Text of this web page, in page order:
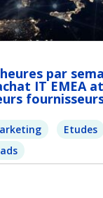
par
IT EMEA
Etudes